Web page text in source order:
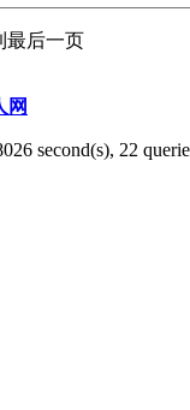
最后一页
网
second(s), 22